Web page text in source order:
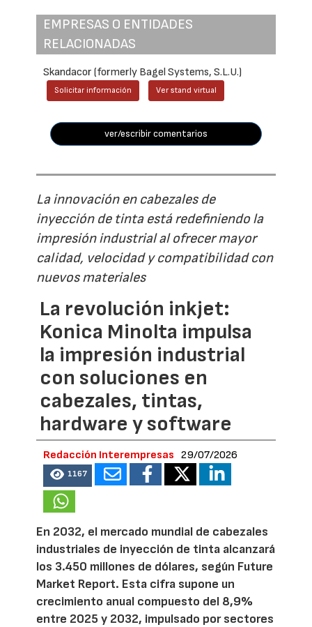
EMPRESAS O ENTIDADES
RELACIONADAS
Skandacor (formerly Bagel Systems, S.L.U.)
Solicitar información Ver stand virtual
ver/escribir comentarios
La innovación en cabezales de
inyección de tinta está redefiniendo la
impresión industrial al ofrecer mayor
calidad, velocidad y compatibilidad con
nuevos materiales
La revolución inkjet:
Konica Minolta impulsa
la impresión industrial
con soluciones en
cabezales, tintas,
hardware y software
Redacción Interempresas 29/07/2026
1167
En 2032, el mercado mundial de cabezales
industriales de inyección de tinta alcanzará
los 3.450 millones de dólares, según Future
Market Report. Esta cifra supone un
crecimiento anual compuesto del 8,9%
entre 2025 y 2032, impulsado por sectores